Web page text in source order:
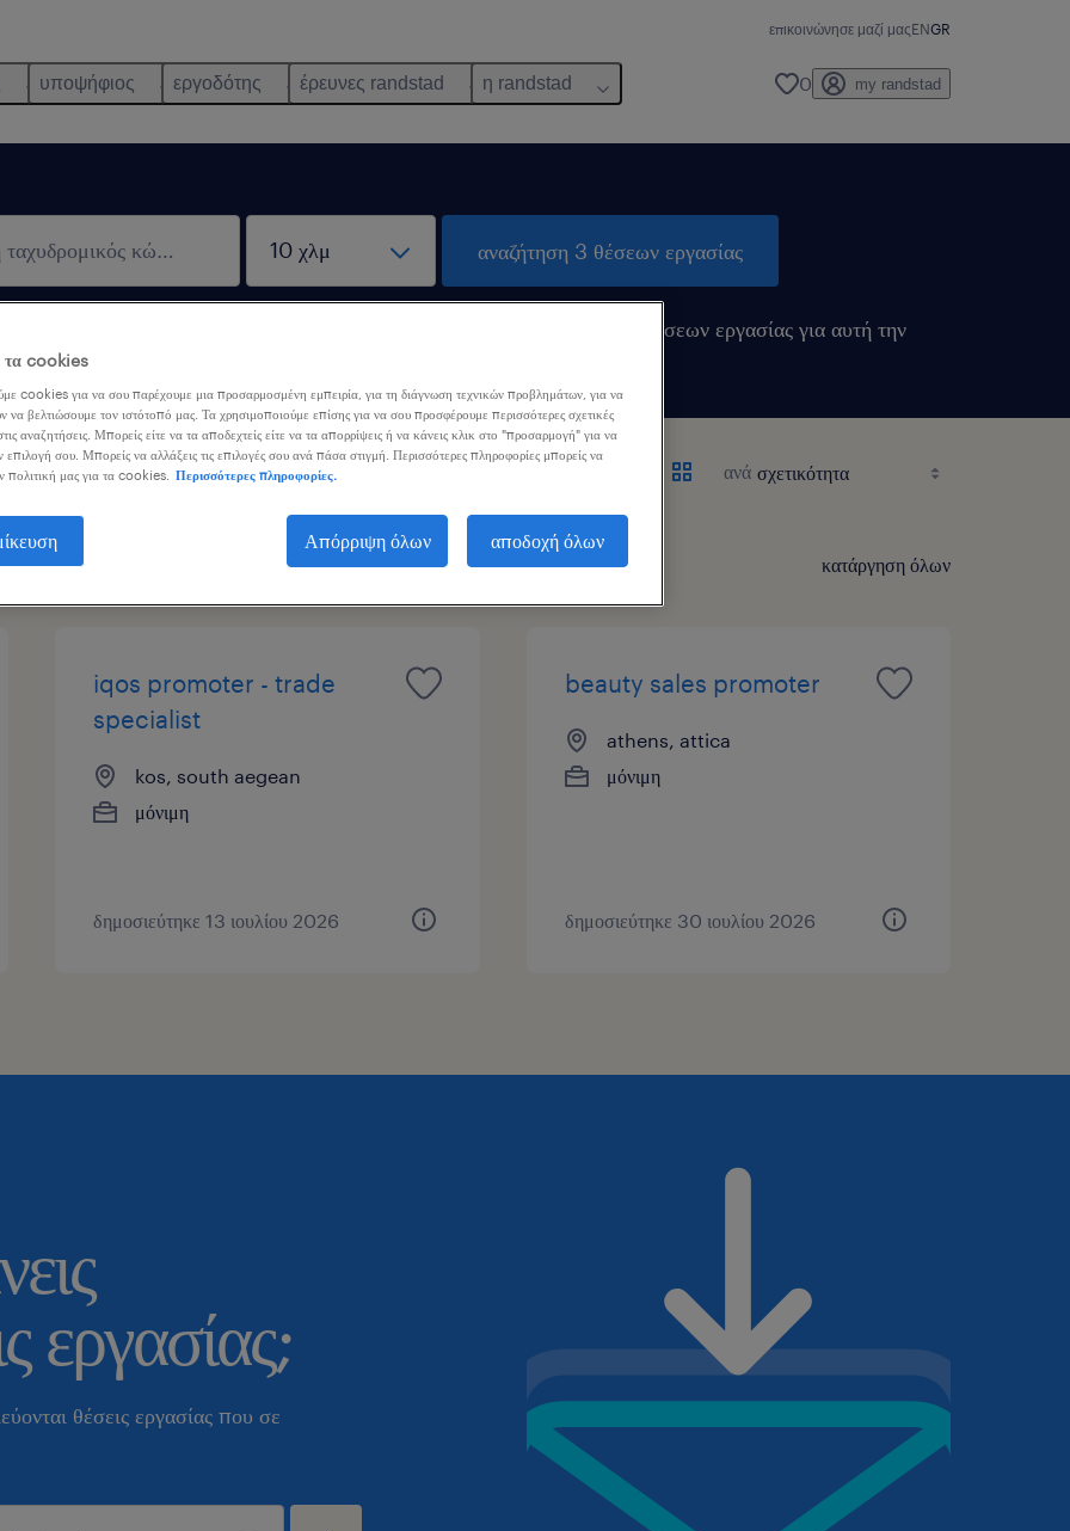
επικοινώνησε μαζί μαςENGR
υποψήφιος εργοδότης έρευνες randstad η randstad 0 my randstad
αναζήτηση 3 θέσεων εργασίας
λάβε ειδοποιήσεις θέσεων εργασίας για αυτή την
ανά
κατάργηση όλων
iqos promoter - trade
specialist
kos, south aegean
μόνιμη
δημοσιεύτηκε 13 ιουλίου 2026
beauty sales promoter
athens, attica
μόνιμη
δημοσιεύτηκε 30 ιουλίου 2026
εργασίας;
θέσεις εργασίας που σε
τα cookies
cookies για να σου παρέχουμε μια προσαρμοσμένη εμπειρία, για τη διάγνωση τεχνικών προβλημάτων, για να
να βελτιώσουμε τον ιστότοπό μας. Τα χρησιμοποιούμε επίσης για να σου προσφέρουμε περισσότερες σχετικές
αναζητήσεις. Μπορείς είτε να τα αποδεχτείς είτε να τα απορρίψεις ή να κάνεις κλικ στο "προσαρμογή" για να
επιλογή σου. Μπορείς να αλλάξεις τις επιλογές σου ανά πάσα στιγμή. Περισσότερες πληροφορίες μπορείς να
πολιτική μας για τα cookies.
Περισσότερες πληροφορίες.
Απόρριψη όλων αποδοχή όλων